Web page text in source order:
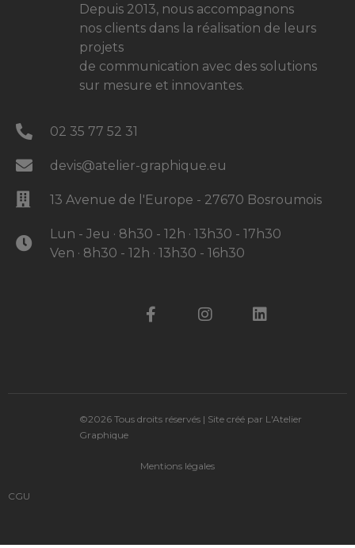
Depuis 2013, nous accompagnons
nos clients dans la réalisation de leurs
projets
de communication avec des solutions
sur mesure et innovantes.
02 35 77 52 31
devis@atelier-graphique.eu
13 Avenue de l'Europe - 27670 Bosroumois
Lun - Jeu · 8h30 - 12h · 13h30 - 17h30
Ven · 8h30 - 12h · 13h30 - 16h30
©2026 Tous droits réservés | Site créé par L'Atelier
Graphique
Mentions légales
CGU